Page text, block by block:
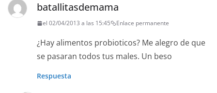
batallitasdemama
el 02/04/2013 a las 15:45 Enlace permanente
¿Hay alimentos probioticos? Me alegro de que
se pasaran todos tus males. Un beso
Respuesta